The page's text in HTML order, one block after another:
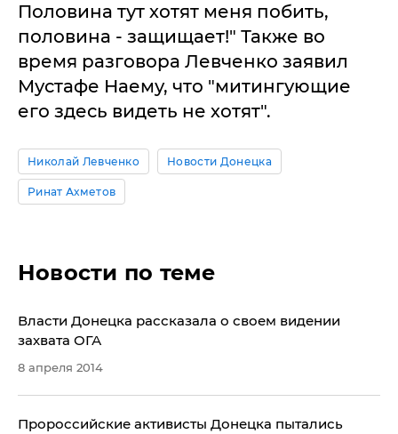
Половина тут хотят меня побить,
половина - защищает!" Также во
время разговора Левченко заявил
Мустафе Наему, что "митингующие
его здесь видеть не хотят".
Николай Левченко Новости Донецка
Ринат Ахметов
Новости по теме
Власти Донецка рассказала о своем видении
захвата ОГА
8 апреля 2014
Пророссийские активисты Донецка пытались